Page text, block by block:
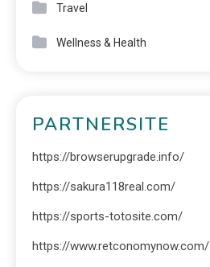
Travel
Wellness & Health
PARTNERSITE
https://browserupgrade.info/
https://sakura118real.com/
https://sports-totosite.com/
https://www.retconomynow.com/